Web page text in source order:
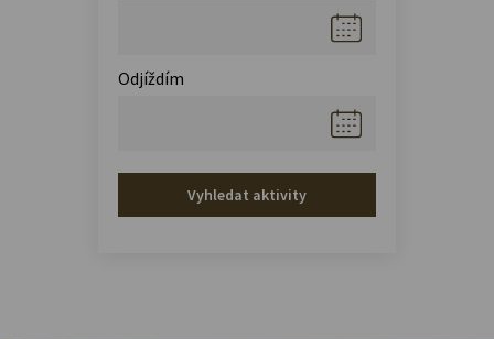
Odjíždím
Vyhledat aktivity